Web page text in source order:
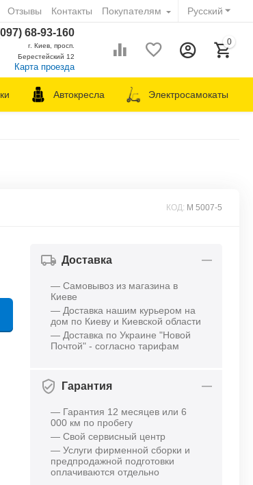
Русский
Отзывы Контакты Покупателям
68-93-160
г. Киев, просп.
Берестейский 12
Карта проезда
0
Автокресла Электросамокаты
КОД: M 5007-5
Доставка
— Самовывоз из магазина в
Киеве
— Доставка нашим курьером на
дом по Киеву и Киевской области
— Доставка по Украине "Новой
Почтой" - согласно тарифам
Гарантия
— Гарантия 12 месяцев или 6
000 км по пробегу
— Свой сервисный центр
— Услуги фирменной сборки и
предпродажной подготовки
оплачиваются отдельно